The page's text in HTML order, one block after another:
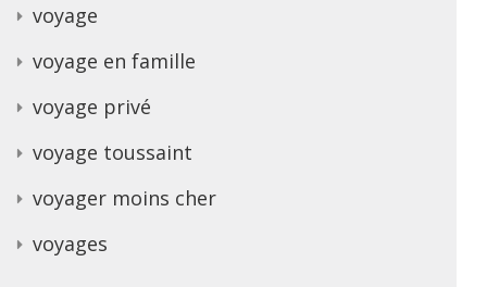
voyage
voyage en famille
voyage privé
voyage toussaint
voyager moins cher
voyages